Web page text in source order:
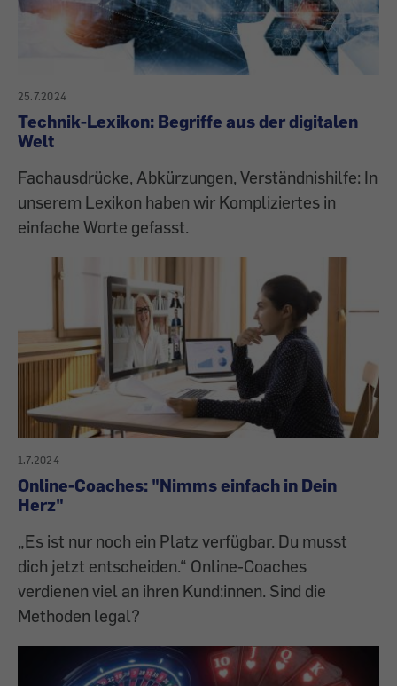
25.7.2024
Technik-Lexikon: Begriffe aus der digitalen
Welt
Fachausdrücke, Abkürzungen, Verständnishilfe: In
unserem Lexikon haben wir Kompliziertes in
einfache Worte gefasst.
1.7.2024
Online-Coaches: "Nimms einfach in Dein
Herz"
„Es ist nur noch ein Platz verfügbar. Du musst
dich jetzt entscheiden.“ Online-Coaches
verdienen viel an ihren Kund:innen. Sind die
Methoden legal?